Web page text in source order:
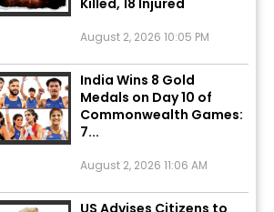
India Wins 8 Gold
Medals on Day 10 of
Commonwealth Games:
7...
US Advises Citizens to